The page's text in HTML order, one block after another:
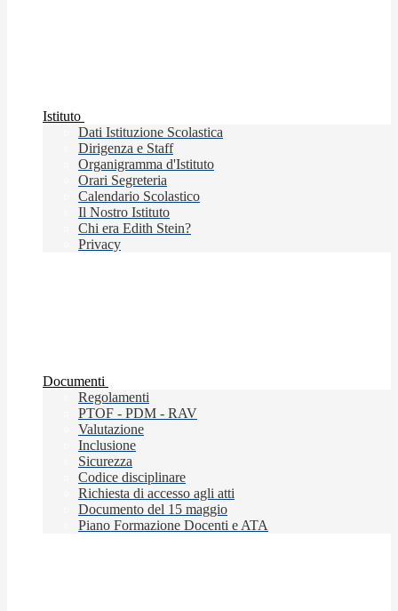
Istituto
Dati Istituzione Scolastica
Dirigenza e Staff
Organigramma d'Istituto
Orari Segreteria
Calendario Scolastico
Il Nostro Istituto
Chi era Edith Stein?
Privacy
Documenti
Regolamenti
PTOF - PDM - RAV
Valutazione
Inclusione
Sicurezza
Codice disciplinare
Richiesta di accesso agli atti
Documento del 15 maggio
Piano Formazione Docenti e ATA